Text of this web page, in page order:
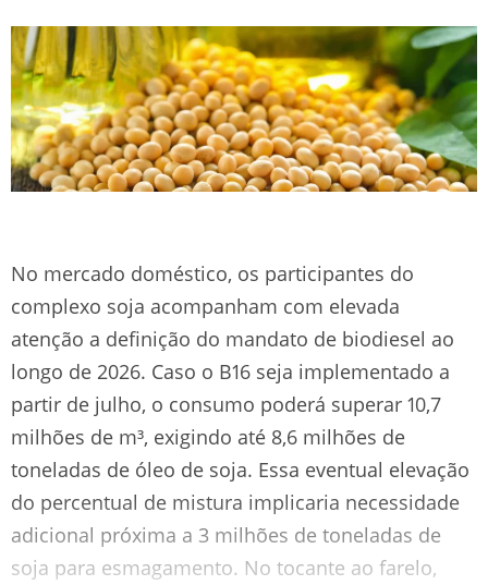
No mercado doméstico, os participantes do
complexo soja acompanham com elevada
atenção a definição do mandato de biodiesel ao
longo de 2026. Caso o B16 seja implementado a
partir de julho, o consumo poderá superar 10,7
milhões de m³, exigindo até 8,6 milhões de
toneladas de óleo de soja. Essa eventual elevação
do percentual de mistura implicaria necessidade
adicional próxima a 3 milhões de toneladas de
soja para esmagamento. No tocante ao farelo,